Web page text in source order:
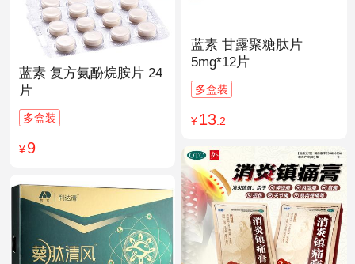
蓝素 甘露聚糖肽片
5mg*12片
多盒装
¥13.2
蓝素 复方氨酚烷胺片 24
片
多盒装
¥9